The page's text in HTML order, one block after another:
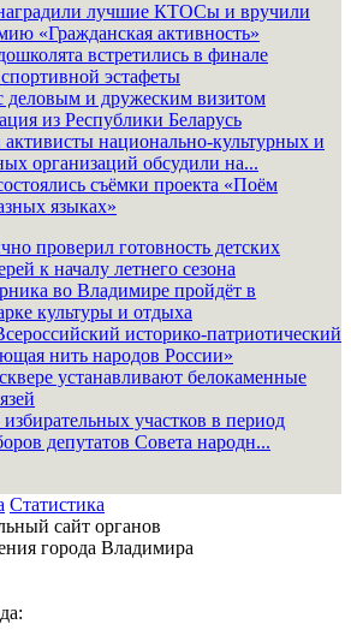
лучшие КТОСы и вручили
«Гражданская активность»
встретились в финале
эстафеты
деловым и дружеским визитом
из Республики Беларусь
активисты национально-культурных и
организаций обсудили на...
съёмки проекта «Поём
языках»
проверил готовность детских
к началу летнего сезона
во Владимире пройдёт в
культуры и отдыха
историко-патриотический
нить народов России»
устанавливают белокаменные
участков в период
депутатов Совета народн...
Статистика
сайт органов
города Владимира